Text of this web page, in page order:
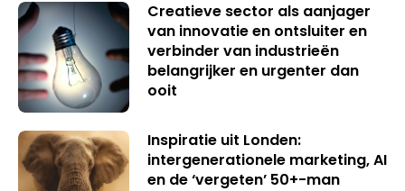
Creatieve sector als aanjager
van innovatie en ontsluiter en
verbinder van industrieën
belangrijker en urgenter dan
ooit
Inspiratie uit Londen:
intergenerationele marketing, AI
en de ‘vergeten’ 50+-man